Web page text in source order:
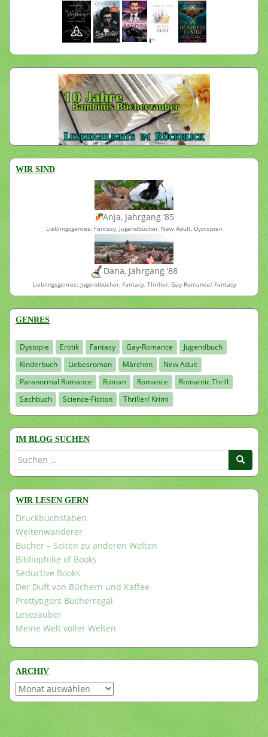
WIR SIND
Anja, Jahrgang ’85
Lieblingsgenres: Fantasy, Jugendbücher, New Adult, Dystopien
Dana, Jahrgang ’88
Lieblingsgenres: Jugendbücher, Fantasy, Thriller, Gay-Romance/-Fantasy
GENRES
Dystopie Erotik Fantasy Gay-Romance
Jugendbuch
Kinderbuch
Liebesroman Märchen
New Adult
Paranormal Romance
Roman Romance
Romantic Thrill
Sachbuch
Science-Fiction Thriller/ Krimi
IM BLOG SUCHEN
Suchen
WIR LESEN GERN
Druckbuchstaben
Weltenwanderer
Bücher – Seiten zu anderen Welten
Bibliophilie of Books
Seductive Books
Der Duft von Büchern und Kaffee
Prettytigers Bücherregal
Lesezauber
Meine Welt voller Welten
ARCHIV
Archiv